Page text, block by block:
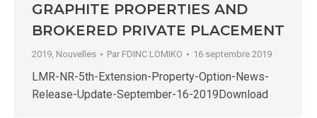
GRAPHITE PROPERTIES AND
BROKERED PRIVATE PLACEMENT
2019, Nouvelles Par FDINC LOMIKO 16 septembre 2019
LMR-NR-5th-Extension-Property-Option-News-
Release-Update-September-16-2019Download